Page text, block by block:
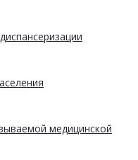
медицинской